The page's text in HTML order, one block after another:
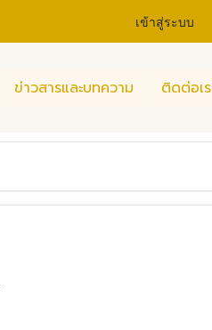
เข้าสู่ระบบ
ข่าวสารและบทความ ติดต่อเ